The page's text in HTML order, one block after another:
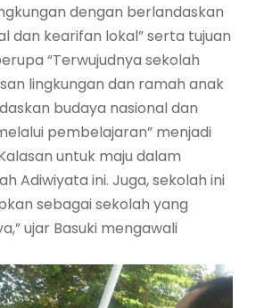
dengan berlandaskan
dan kearifan lokal” serta tujuan
“Terwujudnya sekolah
lingkungan dan ramah anak
budaya nasional dan
pembelajaran” menjadi
untuk maju dalam
Adiwiyata ini. Juga, sekolah ini
sebagai sekolah yang
ujar Basuki mengawali